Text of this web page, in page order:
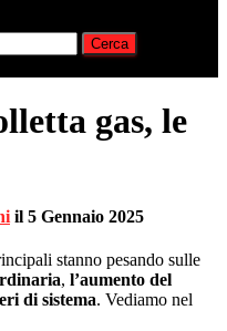
gas, le
il 5 Gennaio 2025
stanno pesando sulle
, l’aumento del
di sistema. Vediamo nel